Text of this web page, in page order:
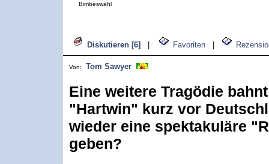
Bimbeswahl
Diskutieren [6] Favoriten
Von: Tom Sawyer
Eine weitere Tragödie
"Hartwin" kurz vor
wieder eine spektakuläre
geben?